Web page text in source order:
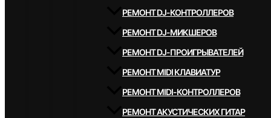
РЕМОНТ DJ-КОНТРОЛЛЕРОВ
РЕМОНТ DJ-МИКШЕРОВ
РЕМОНТ DJ-ПРОИГРЫВАТЕЛЕЙ
РЕМОНТ MIDI КЛАВИАТУР
РЕМОНТ MIDI-КОНТРОЛЛЕРОВ
РЕМОНТ АКУСТИЧЕСКИХ ГИТАР